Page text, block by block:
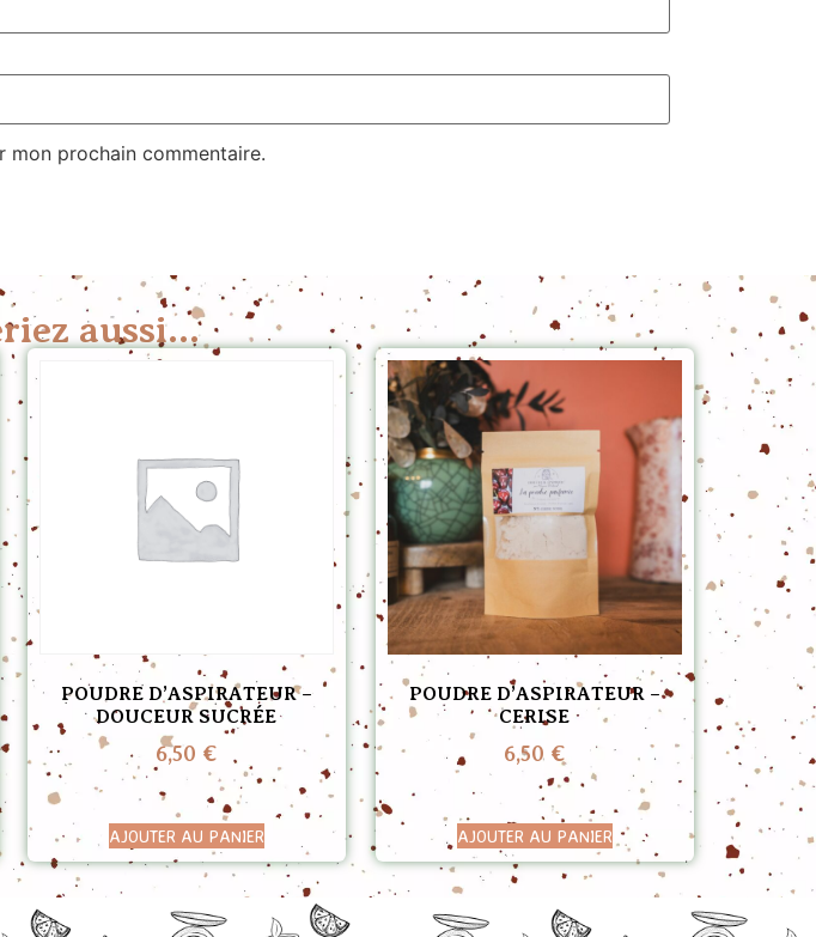
mon prochain commentaire.
aussi...
POUDRE D’ASPIRATEUR –
DOUCEUR SUCRÉE
6,50 €
AJOUTER AU PANIER
POUDRE D’ASPIRATEUR –
CERISE
6,50 €
AJOUTER AU PANIER